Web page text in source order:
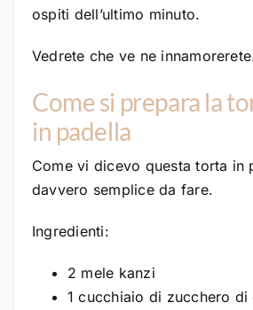
ospiti dell’ultimo minuto.
Vedrete che ve ne
Come si prepara la
in padella
Come vi dicevo questa torta in
davvero semplice da fare.
Ingredienti:
2 mele kanzi
1 cucchiaio di zucchero di